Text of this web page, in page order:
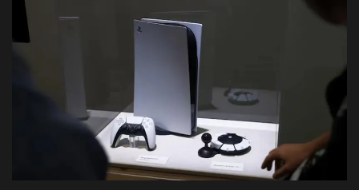
ACCEDI O REGISTRATI